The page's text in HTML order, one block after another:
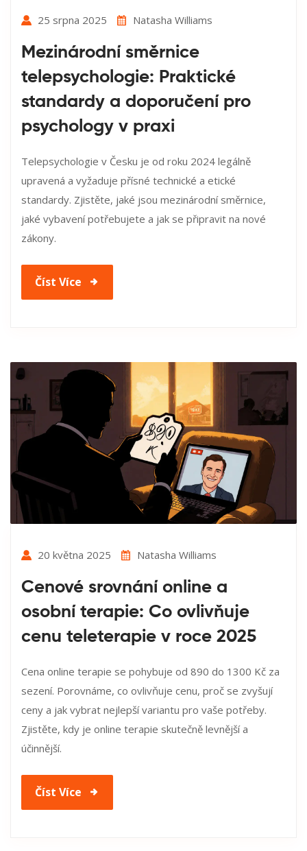
25 srpna 2025 Natasha Williams
Mezinárodní směrnice
telepsychologie: Praktické
standardy a doporučení pro
psychology v praxi
Telepsychologie v Česku je od roku 2024 legálně
upravená a vyžaduje přísné technické a etické
standardy. Zjistěte, jaké jsou mezinárodní směrnice,
jaké vybavení potřebujete a jak se připravit na nové
zákony.
Číst Více
20 května 2025 Natasha Williams
Cenové srovnání online a
osobní terapie: Co ovlivňuje
cenu teleterapie v roce 2025
Cena online terapie se pohybuje od 890 do 1300 Kč za
sezení. Porovnáme, co ovlivňuje cenu, proč se zvyšují
ceny a jak vybrat nejlepší variantu pro vaše potřeby.
Zjistěte, kdy je online terapie skutečně levnější a
účinnější.
Číst Více